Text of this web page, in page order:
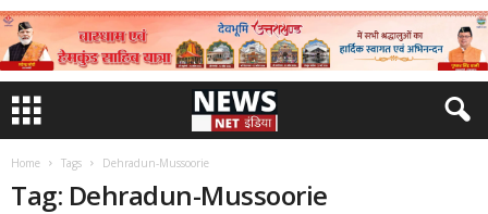
Home Tags Dehradun-Mussoorie
Tag: Dehradun-Mussoorie